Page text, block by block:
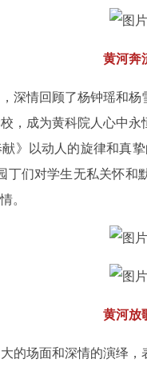
黄河奔
深情回顾了杨钟瑶和
，成为黄科院人心中
》以动人的旋律和真
丁们对学生无私关怀
。
黄河放
的场面和深情的演绎